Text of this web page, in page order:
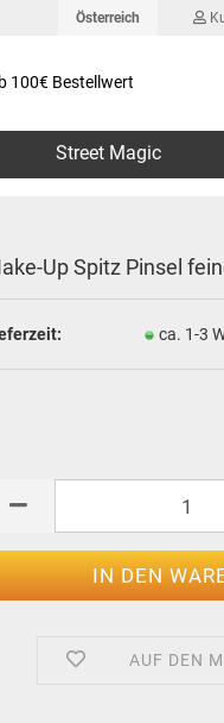
Österreich
100€ Bestellwert
Street Magic
Up Spitz Pinsel
ca. 1-3
AUF DEN